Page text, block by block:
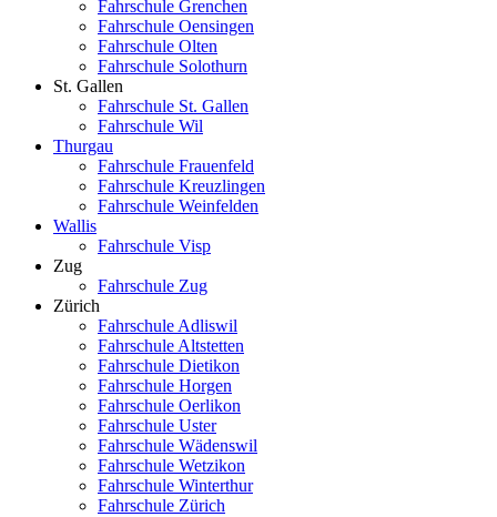
Fahrschule Grenchen
Fahrschule Oensingen
Fahrschule Olten
Fahrschule Solothurn
St. Gallen
Fahrschule St. Gallen
Fahrschule Wil
Thurgau
Fahrschule Frauenfeld
Fahrschule Kreuzlingen
Fahrschule Weinfelden
Wallis
Fahrschule Visp
Zug
Fahrschule Zug
Zürich
Fahrschule Adliswil
Fahrschule Altstetten
Fahrschule Dietikon
Fahrschule Horgen
Fahrschule Oerlikon
Fahrschule Uster
Fahrschule Wädenswil
Fahrschule Wetzikon
Fahrschule Winterthur
Fahrschule Zürich